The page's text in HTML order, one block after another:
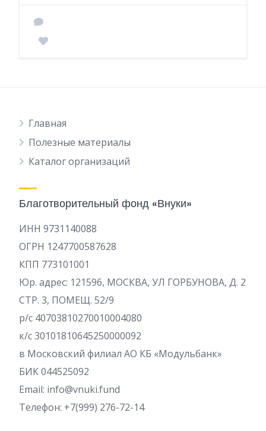
Главная
Полезные материалы
Каталог организаций
Благотворительный фонд «Внуки»
ИНН 9731140088
ОГРН 1247700587628
КПП 773101001
Юр. адрес: 121596, МОСКВА, УЛ ГОРБУНОВА, Д. 2
СТР. 3, ПОМЕЩ. 52/9
р/c 40703810270010004080
к/с 30101810645250000092
в Московский филиал АО КБ «Модульбанк»
БИК 044525092
Email: info@vnuki.fund
Телефон: +7(999) 276-72-14